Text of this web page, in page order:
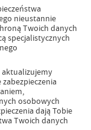
nieustannie
Twoich danych
specjalistycznych
aktualizujemy
osobowych
dają Tobie
Twoich danych